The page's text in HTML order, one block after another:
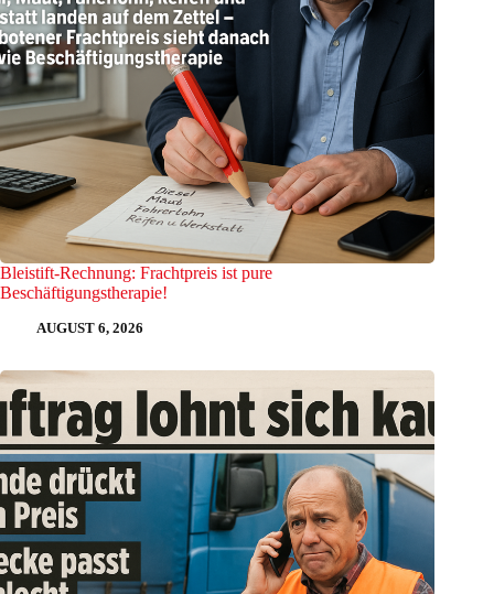
Bleistift-Rechnung: Frachtpreis ist pure
Beschäftigungstherapie!
AUGUST 6, 2026